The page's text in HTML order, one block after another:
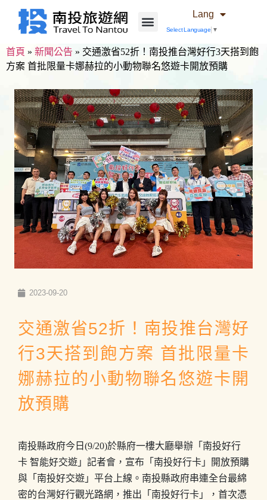
Lang
Select Language ▼
首頁 » 新聞公告 » 交通激省52折！南投推台灣好行3天搭到飽
方案 首批限量卡娜赫拉的小動物聯名悠遊卡開放預購
2023-09-20
交通激省52折！南投推台灣好
行3天搭到飽方案 首批限量卡
娜赫拉的小動物聯名悠遊卡開
放預購
南投縣政府今日(9/20)於縣府一樓大廳舉辦「南投好行
卡 智能好交遊」記者會，宣布「南投好行卡」開放預購
與「南投好交遊」平台上線。南投縣政府串連全台最綿
密的台灣好行觀光路網，推出「南投好行卡」，首次憑